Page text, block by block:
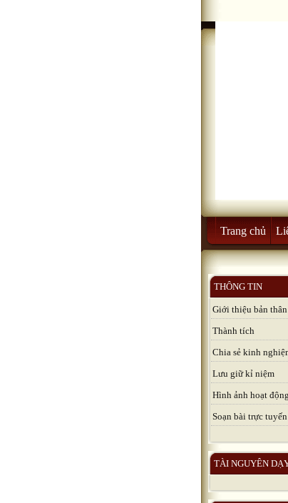
Trang chủ
THÔNG TIN
Giới thiệu bản thân
Thành tích
Chia sẻ kinh
Lưu giữ kỉ niệm
Hình ảnh hoạt động
Soạn bài trực tuyến
TÀI NGUYÊN